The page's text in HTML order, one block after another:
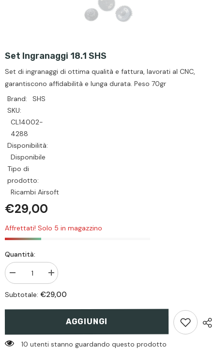
Set Ingranaggi 18.1 SHS
Set di ingranaggi di ottima qualità e fattura, lavorati al CNC,
garantiscono affidabilità e lunga durata. Peso 70gr
Brand:
SHS
SKU:
CL14002-
4288
Disponibilità:
Disponibile
Tipo di
prodotto:
Ricambi Airsoft
€29,00
Affrettati! Solo 5 in magazzino
Quantità:
Diminiusci
quantità
per
Set
Aumenta
quantità
per
Set
Subtotale: €29,00
AGGIUNGI
10 utenti stanno guardando questo prodotto